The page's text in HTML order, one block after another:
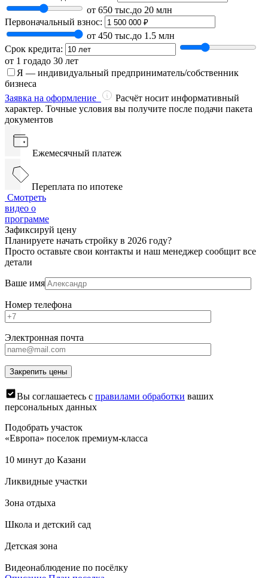
от 650 тыс.до 20 млн
Первоначальный взнос:
от 450 тыс.до 1.5 млн
Срок кредита:
от 1 годадо 30 лет
Я — индивидуальный предприниматель/собственник
бизнеса
Заявка на оформление
Расчёт носит информативный
характер. Точные условия вы получите после подачи пакета
документов
Ежемесячный платеж
Переплата по ипотеке
Смотреть
видео о
программе
Зафиксируй цену
Планируете начать стройку в 2026 году?
Просто оставьте свои контакты и наш менеджер сообщит все
детали
Ваше имя
Номер телефона
Электронная почта
Вы соглашаетесь с правилами обработки ваших
персональных данных
Подобрать участок
«Европа» поселок премиум-класса
10 минут до Казани
Ликвидные участки
Зона отдыха
Школа и детский сад
Детская зона
Видеонаблюдение по посёлку